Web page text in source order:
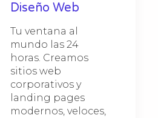
Diseño Web
Tu ventana al
mundo las 24
horas. Creamos
sitios web
corporativos y
landing pages
modernos, veloces,